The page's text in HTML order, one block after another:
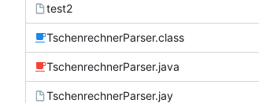
test2
TschenrechnerParser.class
TschenrechnerParser.java
TschenrechnerParser.jay